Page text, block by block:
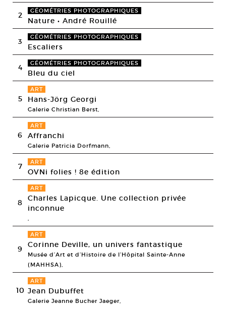
2 GÉOMÉTRIES PHOTOGRAPHIQUES
Nature • André Rouillé
3 GÉOMÉTRIES PHOTOGRAPHIQUES
Escaliers
4 GÉOMÉTRIES PHOTOGRAPHIQUES
Bleu du ciel
5
ART
Hans-Jörg Georgi
Galerie Christian Berst,
6
ART
Affranchi
Galerie Patricia Dorfmann,
7 ART
OVNi folies ! 8e édition
8
ART
Charles Lapicque. Une collection privée
inconnue
,
9
ART
Corinne Deville, un univers fantastique
Musée d’Art et d’Histoire de l’Hôpital Sainte-Anne
(MAHHSA),
10
ART
Jean Dubuffet
Galerie Jeanne Bucher Jaeger,